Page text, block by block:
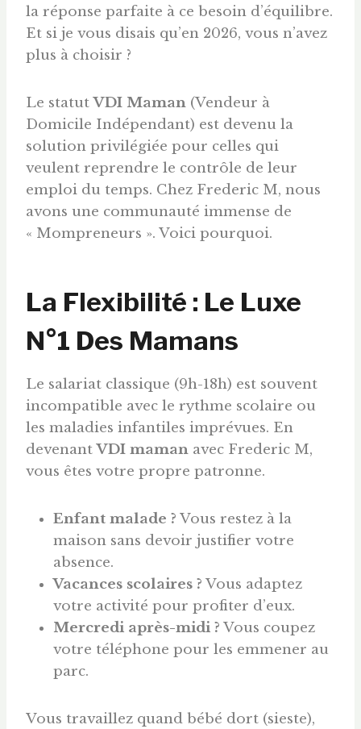
la réponse parfaite à ce besoin d’équilibre.
Et si je vous disais qu’en 2026, vous n’avez
plus à choisir ?
Le statutVDI Maman (Vendeur à
Domicile Indépendant) est devenu la
solution privilégiée pour celles qui
veulent reprendre le contrôle de leur
emploi du temps. Chez Frederic M, nous
avons une communauté immense de
« Mompreneurs ». Voici pourquoi.
La Flexibilité : Le Luxe
N°1 Des Mamans
Le salariat classique (9h-18h) est souvent
incompatible avec le rythme scolaire ou
les maladies infantiles imprévues. En
devenantVDI maman avec Frederic M,
vous êtes votre propre patronne.
Enfant malade ? Vous restez à la
maison sans devoir justifier votre
absence.
Vacances scolaires ? Vous adaptez
votre activité pour profiter d’eux.
Mercredi après-midi ? Vous coupez
votre téléphone pour les emmener au
parc.
Vous travaillez quand bébé dort (sieste),